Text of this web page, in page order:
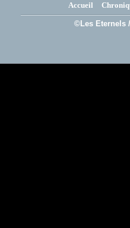
Accueil
©Les Eternels